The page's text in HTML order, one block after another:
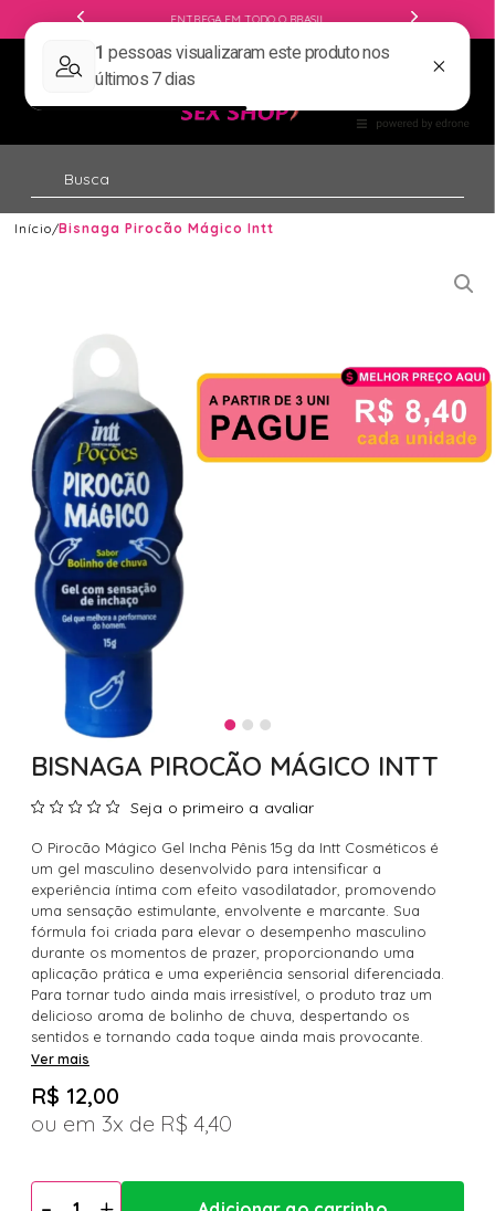
ENTREGA EM TODO O BRASIL
Início Bisnaga Pirocão Mágico Intt
BISNAGA PIROCÃO MÁGICO INTT
Seja o primeiro a avaliar
O Pirocão Mágico Gel Incha Pênis 15g da Intt Cosméticos é
um gel masculino desenvolvido para intensificar a
experiência íntima com efeito vasodilatador, promovendo
uma sensação estimulante, envolvente e marcante. Sua
fórmula foi criada para elevar o desempenho masculino
durante os momentos de prazer, proporcionando uma
aplicação prática e uma experiência sensorial diferenciada.
Para tornar tudo ainda mais irresistível, o produto traz um
delicioso aroma de bolinho de chuva, despertando os
sentidos e tornando cada toque ainda mais provocante.
Ver mais
R$ 12,00
3x
R$ 4,40